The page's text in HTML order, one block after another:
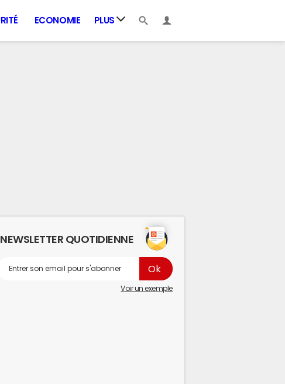
ECONOMIE PLUS
NEWSLETTER QUOTIDIENNE
Voir un exemple